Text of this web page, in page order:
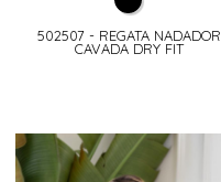
502507 - REGATA NADADOR
CAVADA DRY FIT